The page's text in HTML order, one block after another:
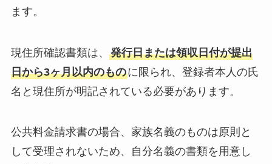
ます。
現住所確認書類は、 発行日または領収日付が提出
日から3ヶ月以内のものに限られ、登録者本人の氏
名と現住所が明記されている必要があります。
公共料金請求書の場合、家族名義のものは原則と
して受理されないため、自分名義の書類を用意し